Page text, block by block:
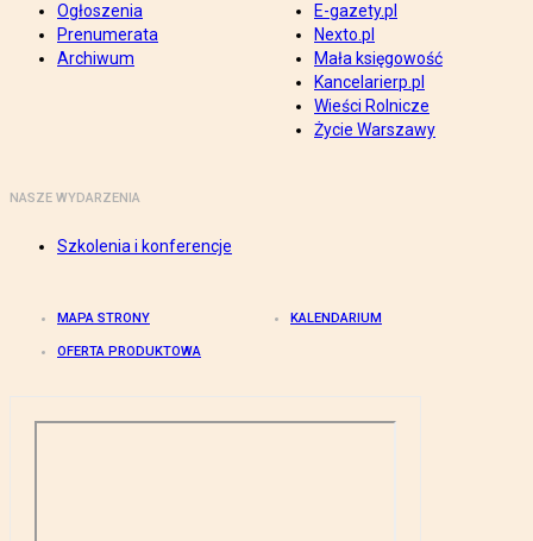
Ogłoszenia
Prenumerata
Archiwum
E-gazety.pl
Nexto.pl
Mała księgowość
Kancelarierp.pl
Wieści Rolnicze
Życie Warszawy
NASZE WYDARZENIA
Szkolenia i konferencje
MAPA STRONY KALENDARIUM
OFERTA PRODUKTOWA